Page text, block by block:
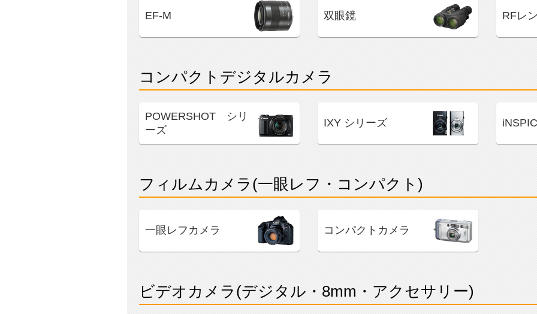
EF-M 双眼鏡 RFレ
コンパクトデジタルカメラ
POWERSHOT シリ
ーズ
IXY シリーズ
フィルムカメラ(一眼レフ・コンパクト)
一眼レフカメラ コンパクトカメラ
ビデオカメラ(デジタル・8mm・アクセサリー)